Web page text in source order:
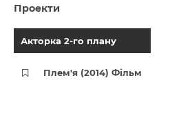
Проекти
Акторка 2-го плану
Плем'я (2014) Фільм